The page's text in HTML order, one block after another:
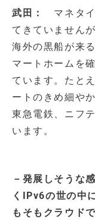
武田： マネタ
てきていません
海外の黒船が来
マートホームを
ています。たと
ートのきめ細や
東急電鉄、ニフ
います。
－発展しそうな
くIPv6の世の中
もそもクラウド